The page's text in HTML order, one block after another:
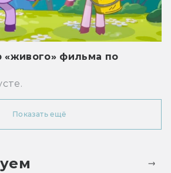
«живого» фильма по
Показать ещё